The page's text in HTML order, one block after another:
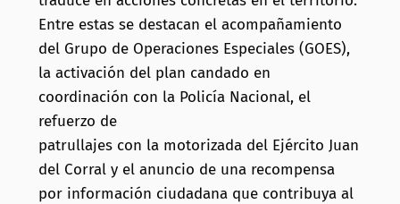
Entre estas se destacan el acompañamiento
del Grupo de Operaciones Especiales (GOES),
la activación del plan candado en
coordinación con la Policía Nacional, el
refuerzo de
patrullajes con la motorizada del Ejército Juan
del Corral y el anuncio de una recompensa
por información ciudadana que contribuya al